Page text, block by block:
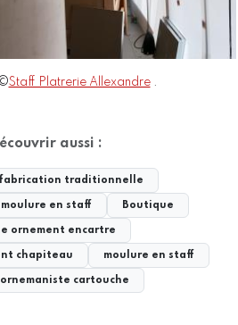
Staff Platrerie Allexandre.
aussi :
traditionnelle
en staff Boutique
ornement encartre
chapiteau moulure en staff
cartouche